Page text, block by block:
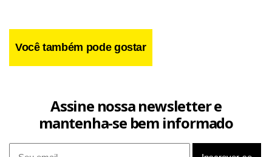
Você também pode gostar
Assine nossa newsletter e
mantenha-se bem informado